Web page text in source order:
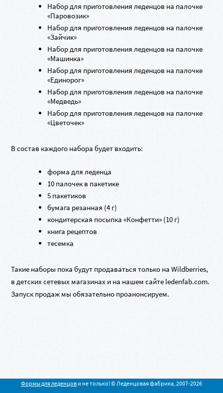
Набор для приготовления леденцов на палочке
«Паровозик»
Набор для приготовления леденцов на палочке
«Зайчик»
Набор для приготовления леденцов на палочке
«Машинка»
Набор для приготовления леденцов на палочке
«Единорог»
Набор для приготовления леденцов на палочке
«Медведь»
Набор для приготовления леденцов на палочке
«Цветочек»
В состав каждого набора будет входить:
форма для леденца
10 палочек в пакетике
5 пакетиков
бумага резанная (4 г)
кондитерская посыпка «Конфетти» (10 г)
книга рецептов
тесемка
Такие наборы пока будут продаваться только на Wildberries,
в детских сетевых магазинах и на нашем сайте ledenfab.com.
Запуск продаж мы обязательно проанонсируем.
Формы для леденцов и не только! © Леденцовая фабрика, 2007-2026